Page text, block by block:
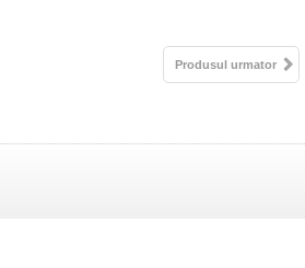
Produsul urmator